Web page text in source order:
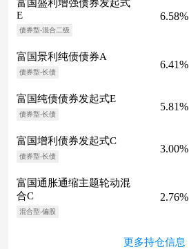
富国盛利增强债券发起式
E
债券型-混合二级
6.58%
富国景利纯债债券A
债券型-长债
6.41%
富国纯债债券发起式E
债券型-长债
5.81%
富国增利债券发起式C
债券型-长债
3.00%
富国通胀通缩主题轮动混
合C
混合型-偏股
2.76%
更多持仓信息